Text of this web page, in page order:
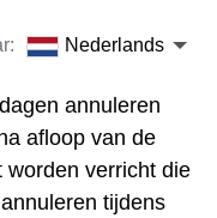
Nederlands
annuleren
afloop van de
worden verricht die
tijdens